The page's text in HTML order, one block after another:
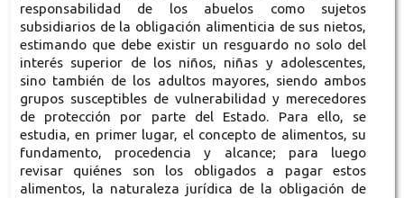
responsabilidad de los abuelos como sujetos
subsidiarios de la obligación alimenticia de sus nietos,
estimando que debe existir un resguardo no solo del
interés superior de los niños, niñas y adolescentes,
sino también de los adultos mayores, siendo ambos
grupos susceptibles de vulnerabilidad y merecedores
de protección por parte del Estado. Para ello, se
estudia, en primer lugar, el concepto de alimentos, su
fundamento, procedencia y alcance; para luego
revisar quiénes son los obligados a pagar estos
alimentos, la naturaleza jurídica de la obligación de